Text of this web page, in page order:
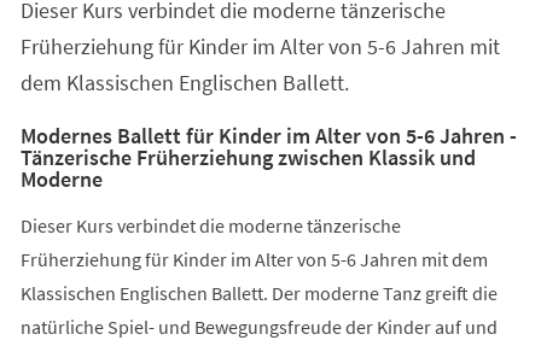
Dieser Kurs verbindet die moderne tänzerische
Früherziehung für Kinder im Alter von 5-6 Jahren mit
dem Klassischen Englischen Ballett.
Modernes Ballett für Kinder im Alter von 5-6 Jahren -
Tänzerische Früherziehung zwischen Klassik und
Moderne
Dieser Kurs verbindet die moderne tänzerische
Früherziehung für Kinder im Alter von 5-6 Jahren mit dem
Klassischen Englischen Ballett. Der moderne Tanz greift die
natürliche Spiel- und Bewegungsfreude der Kinder auf und